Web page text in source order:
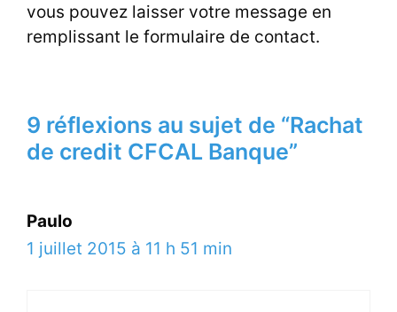
vous pouvez laisser votre message en
remplissant le formulaire de contact.
9 réflexions au sujet de “Rachat
de credit CFCAL Banque”
Paulo
1 juillet 2015 à 11 h 51 min